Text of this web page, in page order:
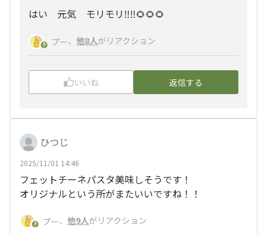
はい 元気 モリモリ‼️‼️🌻🌻🌻
プー、 他8人がリアクション
いいね 返信する
ひつじ
2025/11/01 14:46
フェットチーネパスタ美味しそうです！
オリジナルという所がまたいいですね！！
プー、 他9人がリアクション